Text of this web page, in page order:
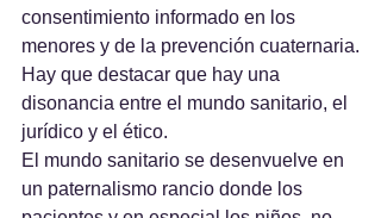
consentimiento informado en los
menores y de la prevención cuaternaria.
Hay que destacar que hay una
disonancia entre el mundo sanitario, el
jurídico y el ético.
El mundo sanitario se desenvuelve en
un paternalismo rancio donde los